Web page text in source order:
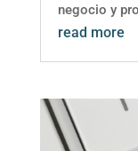
negocio y
read more